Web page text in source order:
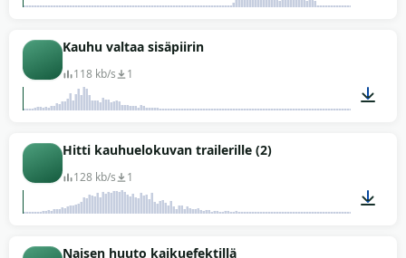
Kauhu valtaa sisäpiirin
118 kb/s 1
Hitti kauhuelokuvan trailerille (2)
128 kb/s 1
Naisen huuto kaikuefektillä